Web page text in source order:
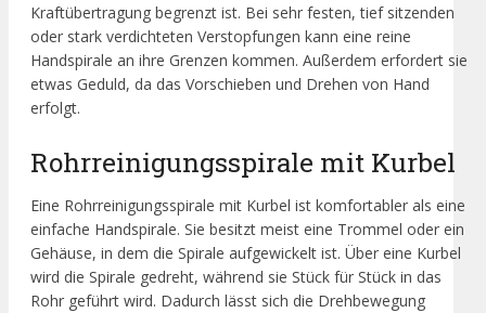
Kraftübertragung begrenzt ist. Bei sehr festen, tief sitzenden
oder stark verdichteten Verstopfungen kann eine reine
Handspirale an ihre Grenzen kommen. Außerdem erfordert sie
etwas Geduld, da das Vorschieben und Drehen von Hand
erfolgt.
Rohrreinigungsspirale mit Kurbel
Eine Rohrreinigungsspirale mit Kurbel ist komfortabler als eine
einfache Handspirale. Sie besitzt meist eine Trommel oder ein
Gehäuse, in dem die Spirale aufgewickelt ist. Über eine Kurbel
wird die Spirale gedreht, während sie Stück für Stück in das
Rohr geführt wird. Dadurch lässt sich die Drehbewegung